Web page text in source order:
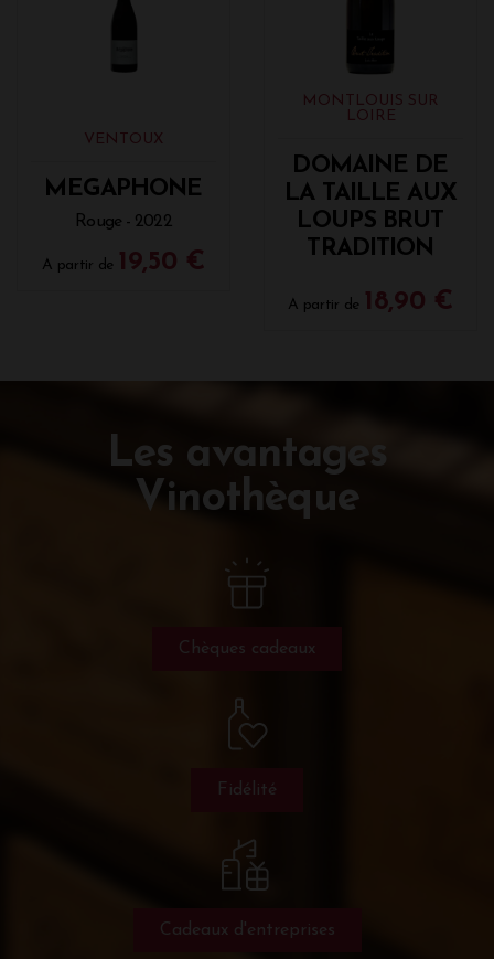
VENTOUX
MEGAPHONE
Rouge - 2022
A partir de 19,50 €
MONTLOUIS SUR
LOIRE
DOMAINE DE
LA TAILLE AUX
LOUPS BRUT
TRADITION
A partir de 18,90 €
Les avantages
Vinothèque
Chèques cadeaux
Fidélité
Cadeaux d'entreprises